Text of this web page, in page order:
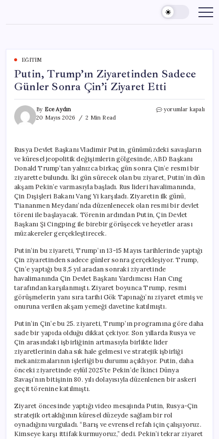
content
EĞITIM
Putin, Trump’ın Ziyaretinden Sadece
Günler Sonra Çin’i Ziyaret Etti
By Ece Aydın
20 Mayıs 2026
2 Min Read
Putin,
Sonra
Çin’i
Ziyaret
Etti
için
yorumlar kapalı
Rusya Devlet Başkanı Vladimir Putin, günümüzdeki savaşların
ve küresel jeopolitik değişimlerin gölgesinde, ABD Başkanı
Donald Trump’tan yalnızca birkaç gün sonra Çin’e resmi bir
ziyarette bulundu. İki gün sürecek olan bu ziyaret, Putin’in dün
akşam Pekin’e varmasıyla başladı. Rus lideri havalimanında,
Çin Dışişleri Bakanı Vang Yi karşıladı. Ziyaretin ilk günü,
Tiananmen Meydanı’nda düzenlenecek olan resmi bir devlet
töreni ile başlayacak. Törenin ardından Putin, Çin Devlet
Başkanı Şi Cingping ile birebir görüşecek ve heyetler arası
müzakereler gerçekleştirecek.
Putin’in bu ziyareti, Trump’ın 13-15 Mayıs tarihlerinde yaptığı
Çin ziyaretinden sadece günler sonra gerçekleşiyor. Trump,
Çin’e yaptığı bu 8,5 yıl aradan sonraki ziyaretinde
havalimanında Çin Devlet Başkanı Yardımcısı Han Cıng
tarafından karşılanmıştı. Ziyaret boyunca Trump, resmi
görüşmelerin yanı sıra tarihi Gök Tapınağı’nı ziyaret etmiş ve
onuruna verilen akşam yemeği davetine katılmıştı.
Putin’in Çin’e bu 25. ziyareti, Trump’ın programına göre daha
sade bir yapıda olduğu dikkat çekiyor. Son yıllarda Rusya ve
Çin arasındaki işbirliğinin artmasıyla birlikte lider
ziyaretlerinin daha sık hale gelmesi ve stratejik işbirliği
mekanizmalarının işlerliği bu durumu açıklıyor. Putin, daha
önceki ziyaretinde eylül 2025’te Pekin’de İkinci Dünya
Savaşı’nın bitişinin 80. yılı dolayısıyla düzenlenen bir askeri
geçit törenine katılmıştı.
Ziyaret öncesinde yaptığı video mesajında Putin, Rusya-Çin
stratejik ortaklığının küresel düzeyde sağlam bir rol
oynadığını vurguladı. “Barış ve evrensel refah için çalışıyoruz.
Kimseye karşı ittifak kurmuyoruz,” dedi. Pekin’i tekrar ziyaret